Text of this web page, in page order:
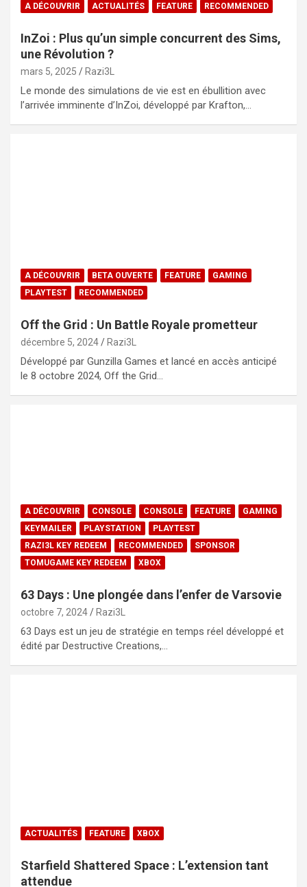
A DÉCOUVRIR ACTUALITÉS FEATURE RECOMMENDED
InZoi : Plus qu’un simple concurrent des Sims,
une Révolution ?
mars 5, 2025 Razi3L
Le monde des simulations de vie est en ébullition avec
l’arrivée imminente d’InZoi, développé par Krafton,…
A DÉCOUVRIR BETA OUVERTE FEATURE
GAMING
PLAYTEST
RECOMMENDED
Off the Grid : Un Battle Royale prometteur
décembre 5, 2024 Razi3L
Développé par Gunzilla Games et lancé en accès anticipé
le 8 octobre 2024, Off the Grid…
A DÉCOUVRIR CONSOLE CONSOLE FEATURE
GAMING
KEYMAILER
PLAYSTATION
PLAYTEST
RAZI3L KEY REDEEM
RECOMMENDED
SPONSOR
TOMUGAME KEY REDEEM
XBOX
63 Days : Une plongée dans l’enfer de Varsovie
octobre 7, 2024 Razi3L
63 Days est un jeu de stratégie en temps réel développé et
édité par Destructive Creations,…
ACTUALITÉS FEATURE XBOX
Starfield Shattered Space : L’extension tant
attendue